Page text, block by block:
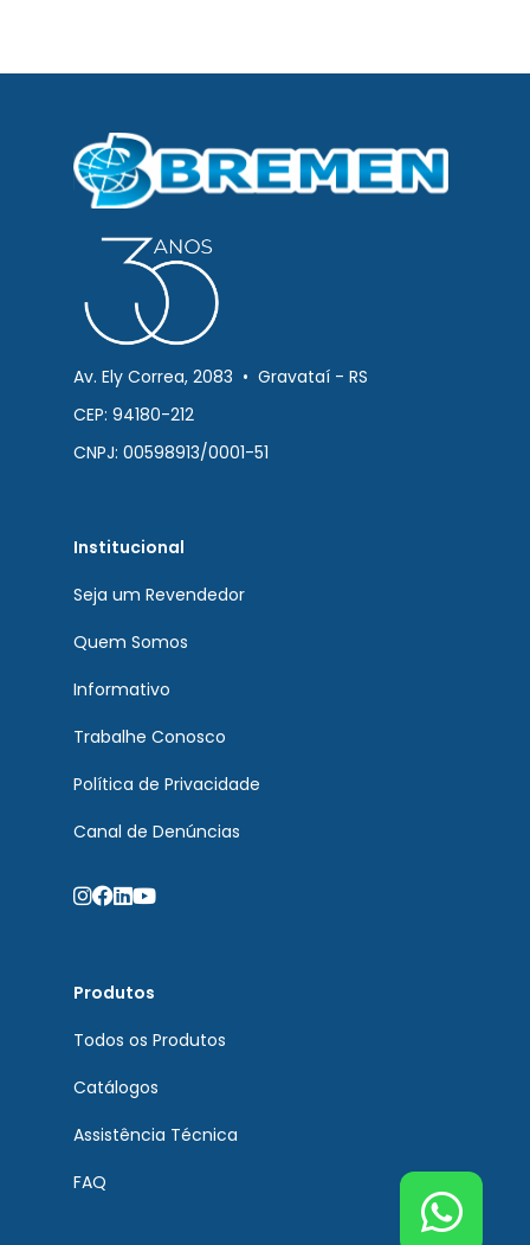
Av. Ely Correa, 2083 • Gravataí - RS
CEP: 94180-212
CNPJ: 00598913/0001-51
Institucional
Seja um Revendedor
Quem Somos
Informativo
Trabalhe Conosco
Política de Privacidade
Canal de Denúncias
Produtos
Todos os Produtos
Catálogos
Assistência Técnica
FAQ